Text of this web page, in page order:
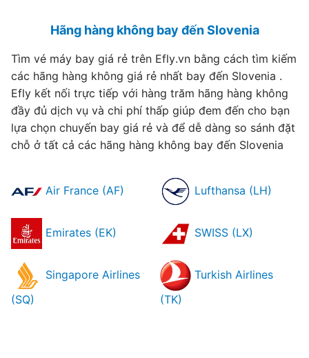
Hãng hàng không bay đến Slovenia
Tìm vé máy bay giá rẻ trên Efly.vn bằng cách tìm kiếm
các hãng hàng không giá rẻ nhất bay đến Slovenia .
Efly kết nối trực tiếp với hàng trăm hãng hàng không
đầy đủ dịch vụ và chi phí thấp giúp đem đến cho bạn
lựa chọn chuyến bay giá rẻ và để dễ dàng so sánh đặt
chỗ ở tất cả các hãng hàng không bay đến Slovenia
Air France (AF) Lufthansa (LH)
Emirates (EK) SWISS (LX)
Singapore Airlines
(SQ)
Turkish Airlines
(TK)